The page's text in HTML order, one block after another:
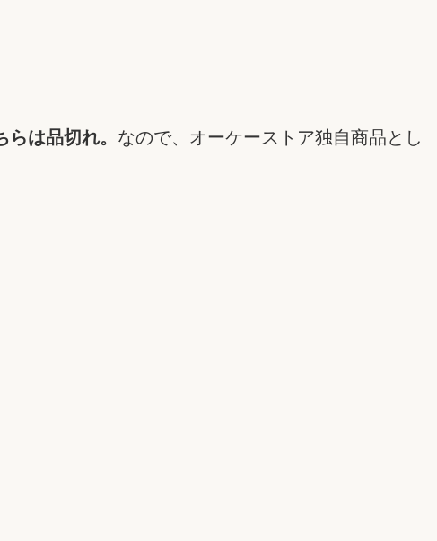
は品切れ。 なので、オーケーストア独自商品とし